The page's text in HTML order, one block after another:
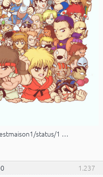
status/1 …
1.237